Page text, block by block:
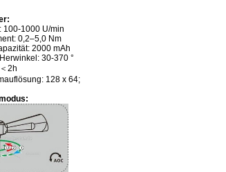
100-1000 U/min
0,2–5,0 Nm
2000 mAh
30-370 °
2h
128 x 64;